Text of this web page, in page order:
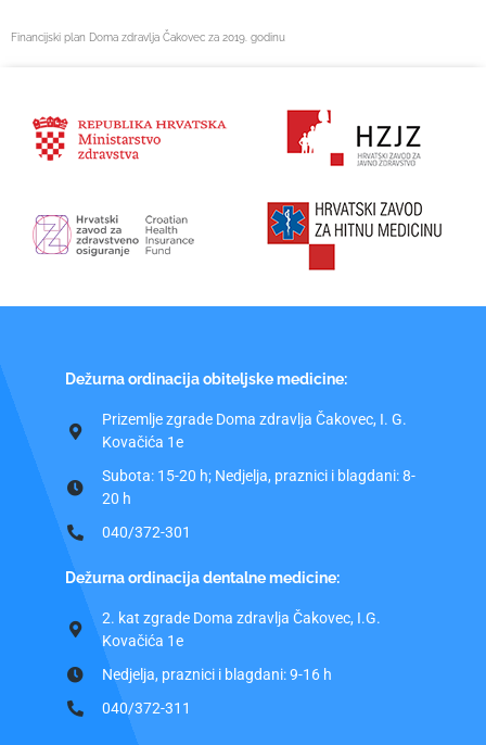
Financijski plan Doma zdravlja Čakovec za 2019. godinu
Dežurna ordinacija obiteljske medicine:
Prizemlje zgrade Doma zdravlja Čakovec, I. G.
Kovačića 1e
Subota: 15-20 h; Nedjelja, praznici i blagdani: 8-
20 h
040/372-301
Dežurna ordinacija dentalne medicine:
2. kat zgrade Doma zdravlja Čakovec, I.G.
Kovačića 1e
Nedjelja, praznici i blagdani: 9-16 h
040/372-311